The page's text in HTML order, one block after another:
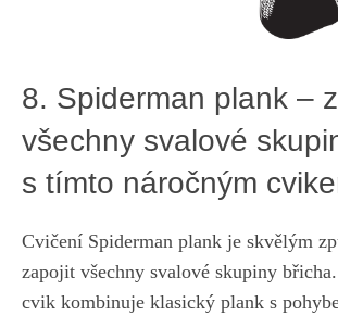
8. Spiderman plank‍ –
všechny svalové
s tímto náročným
Cvičení Spiderman plank je skvělým
zapojit všechny svalové skupiny
cvik kombinuje klasický plank s